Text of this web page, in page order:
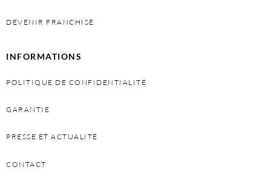
DEVENIR FRANCHISÉ
INFORMATIONS
POLITIQUE DE CONFIDENTIALITÉ
GARANTIE
PRESSE ET ACTUALITÉ
CONTACT